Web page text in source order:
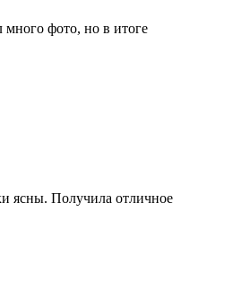
много фото, но в итоге
ясны. Получила отличное